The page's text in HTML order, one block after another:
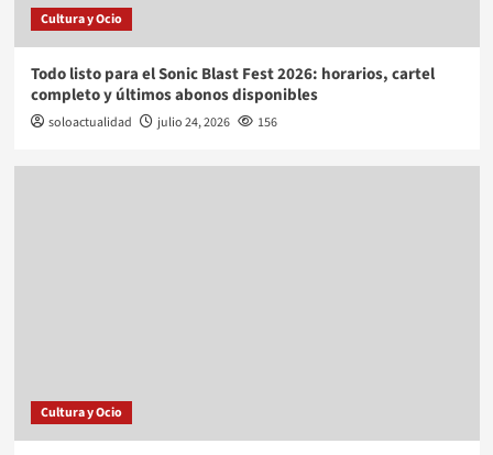
Cultura y Ocio
Todo listo para el Sonic Blast Fest 2026: horarios, cartel
completo y últimos abonos disponibles
soloactualidad julio 24, 2026 156
Cultura y Ocio